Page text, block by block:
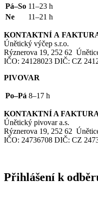
Pá–So 11–23 h
Ne
11–21 h
KONTAKTNÍ A
Únětický výčep s.r.o.
Rýznerova 19, 252 62
IČO: 24128023 DIČ: CZ
PIVOVAR
Po–Pá 8–17 h
KONTAKTNÍ A
Únětický pivovar a.s.
Rýznerova 19, 252 62
IČO: 24736708 DIČ: CZ
Přihlášení k